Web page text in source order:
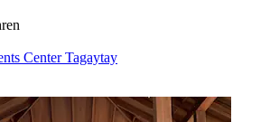
Center Tagaytay